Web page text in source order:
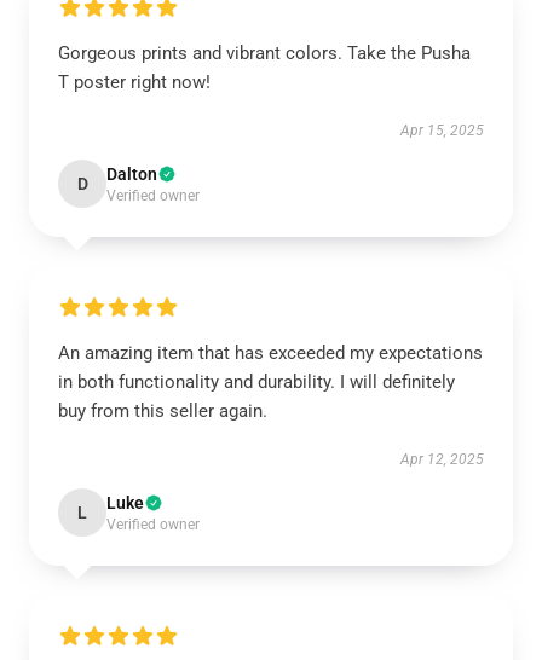
Gorgeous prints and vibrant colors. Take the Pusha
T poster right now!
Apr 15, 2025
D Dalton
Verified owner
An amazing item that has exceeded my expectations
in both functionality and durability. I will definitely
buy from this seller again.
Apr 12, 2025
L Luke
Verified owner